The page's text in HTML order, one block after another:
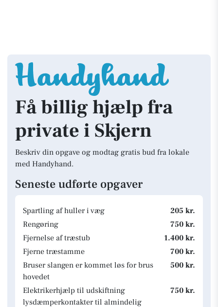
Få billig hjælp fra
private i Skjern
Beskriv din opgave og modtag gratis bud fra lokale
med Handyhand.
Seneste udførte opgaver
Spartling af huller i væg
205 kr.
Rengøring
750 kr.
Fjernelse af træstub
1.400 kr.
Fjerne træstamme
700 kr.
Bruser slangen er kommet løs for brus
hovedet
500 kr.
Elektrikerhjælp til udskiftning
lysdæmperkontakter til almindelig
750 kr.